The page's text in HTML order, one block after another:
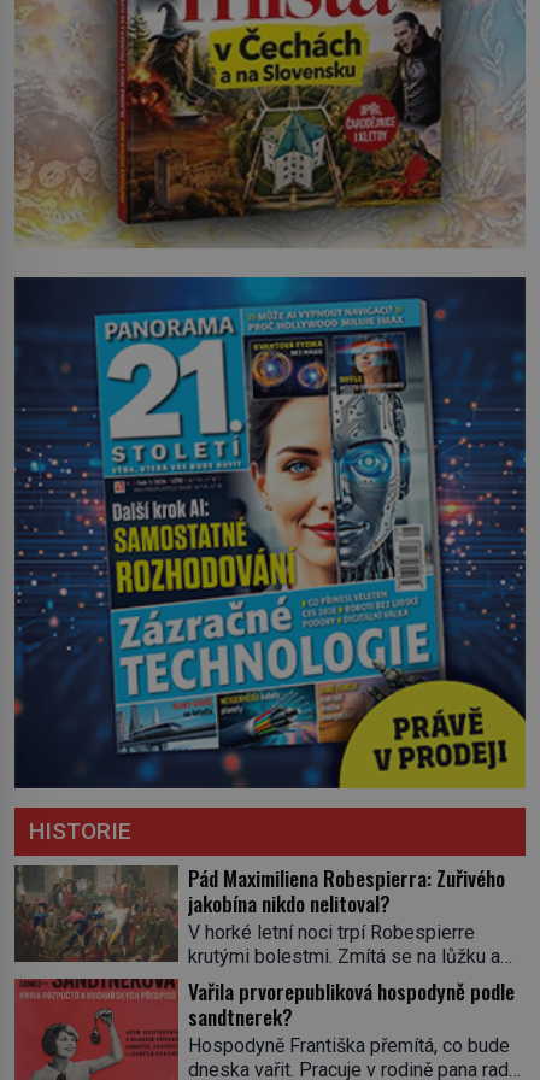
HISTORIE
Pád Maximiliena Robespierra: Zuřivého
jakobína nikdo nelitoval?
V horké letní noci trpí Robespierre
krutými bolestmi. Zmítá se na lůžku a
hlavou mu víří kolotoč myšlenek. Když
se probere z mdlob, vzpomene si na
jednu z pařížských jasnovidek, kterou
před lety navštívil. Prorokovala mu
Vařila prvorepubliková hospodyně podle
sandtnerek?
Hospodyně Františka přemítá, co bude
dneska vařit. Pracuje v rodině pana rady